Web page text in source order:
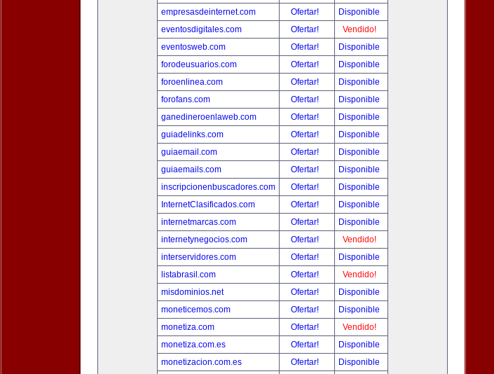
empresasdeinternet.com
Ofertar!
Disponible
eventosdigitales.com
Ofertar!
Vendido!
eventosweb.com
Ofertar!
Disponible
forodeusuarios.com
Ofertar!
Disponible
foroenlinea.com
Ofertar!
Disponible
forofans.com
Ofertar!
Disponible
ganedineroenlaweb.com
Ofertar!
Disponible
guiadelinks.com
Ofertar!
Disponible
guiaemail.com
Ofertar!
Disponible
guiaemails.com
Ofertar!
Disponible
inscripcionenbuscadores.com
Ofertar!
Disponible
InternetClasificados.com
Ofertar!
Disponible
internetmarcas.com
Ofertar!
Disponible
internetynegocios.com
Ofertar!
Vendido!
interservidores.com
Ofertar!
Disponible
listabrasil.com
Ofertar!
Vendido!
misdominios.net
Ofertar!
Disponible
moneticemos.com
Ofertar!
Disponible
monetiza.com
Ofertar!
Vendido!
monetiza.com.es
Ofertar!
Disponible
monetizacion.com.es
Ofertar!
Disponible